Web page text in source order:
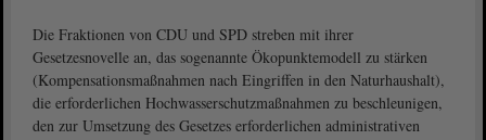
Die Fraktionen von CDU und SPD streben mit ihrer
Gesetzesnovelle an, das sogenannte Ökopunktemodell zu stärken
(Kompensationsmaßnahmen nach Eingriffen in den Naturhaushalt),
die erforderlichen Hochwasserschutzmaßnahmen zu beschleunigen,
den zur Umsetzung des Gesetzes erforderlichen administrativen